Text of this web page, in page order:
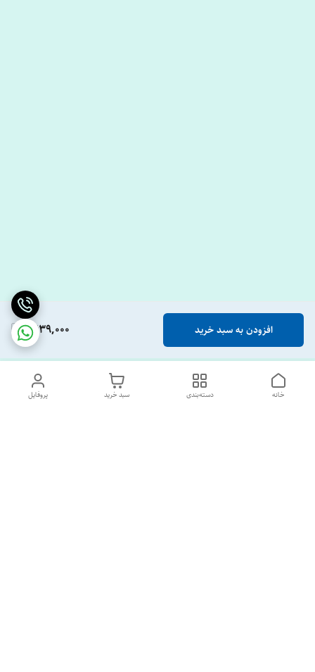
1,639,000 افزودن به سبد خرید
پروفایل سبد خرید دسته‌بندی خانه